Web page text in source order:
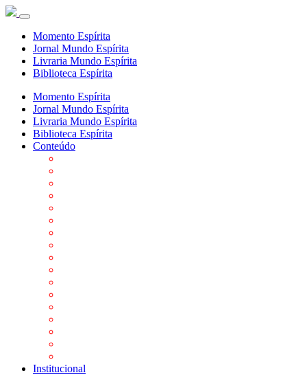
Momento Espírita
Jornal Mundo Espírita
Livraria Mundo Espírita
Biblioteca Espírita
Momento Espírita
Jornal Mundo Espírita
Livraria Mundo Espírita
Biblioteca Espírita
Conteúdo
Institucional